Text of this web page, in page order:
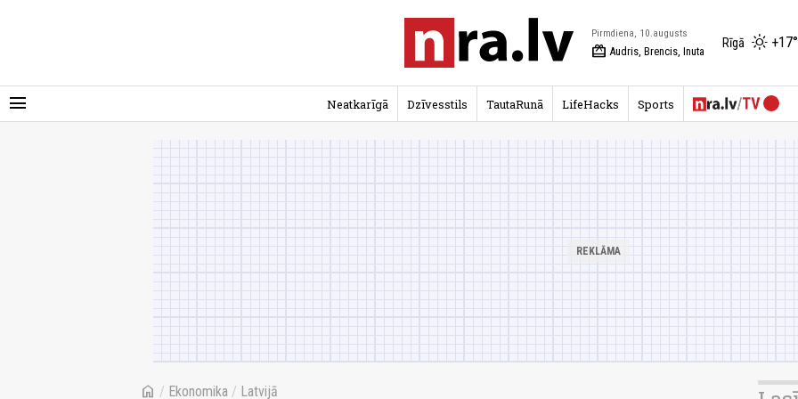
menu
Pirmdiena, 10.augusts
redeem Audris, Brencis, Inuta
Rīgā +17°
Neatkarīgā Dzīvesstils TautaRunā LifeHacks Sports
home / Ekonomika / Latvijā